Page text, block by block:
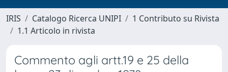
IRIS Catalogo Ricerca UNIPI
1 Contributo su Rivista
1.1 Articolo in rivista
Commento agli artt.19 e 25 della